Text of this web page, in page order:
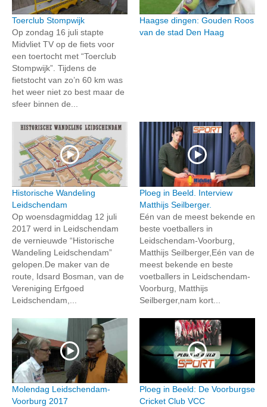
Toerclub Stompwijk
Op zondag 16 juli stapte
Midvliet TV op de fiets voor
een toertocht met “Toerclub
Stompwijk”. Tijdens de
fietstocht van zo’n 60 km was
het weer niet zo best maar de
sfeer binnen de...
Haagse dingen: Gouden Roos
van de stad Den Haag
Historische Wandeling
Leidschendam
Op woensdagmiddag 12 juli
2017 werd in Leidschendam
de vernieuwde “Historische
Wandeling Leidschendam”
gelopen.De maker van de
route, Idsard Bosman, van de
Vereniging Erfgoed
Leidschendam,...
Ploeg in Beeld. Interview
Matthijs Seilberger.
Eén van de meest bekende en
beste voetballers in
Leidschendam-Voorburg,
Matthijs Seilberger,Eén van de
meest bekende en beste
voetballers in Leidschendam-
Voorburg, Matthijs
Seilberger,nam kort...
Molendag Leidschendam-
Voorburg 2017
Ploeg in Beeld: De Voorburgse
Cricket Club VCC